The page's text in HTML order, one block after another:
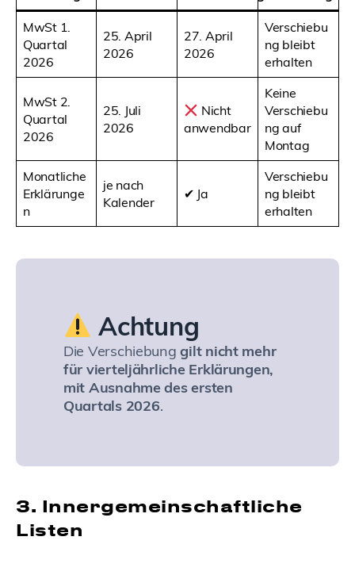
MwSt 1.
Quartal
2026
25. April
2026
27. April
2026
Verschiebu
ng bleibt
erhalten
MwSt 2.
Quartal
2026
25. Juli
2026
Nicht
anwendbar
Keine
Verschiebu
ng auf
Montag
Monatliche
Erklärunge
n
je nach
Kalender
✔ Ja
Verschiebu
ng bleibt
erhalten
Achtung
Die Verschiebunggilt nicht mehr
für vierteljährliche Erklärungen,
mit Ausnahme des ersten
Quartals 2026.
3. Innergemeinschaftliche
Listen